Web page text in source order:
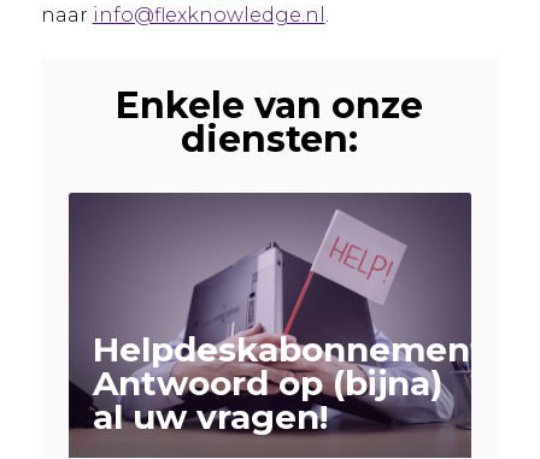
naar info@flexknowledge.nl .
Enkele van onze
diensten:
Helpdeskabonnement:
Antwoord op (bijna)
al uw vragen!